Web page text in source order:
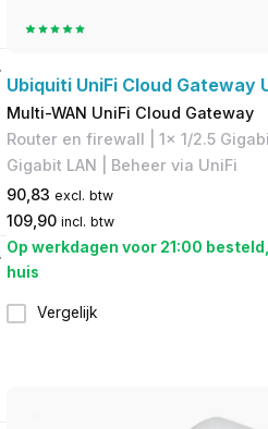
Ubiquiti UniFi Cloud Gateway
Multi-WAN UniFi Cloud Gateway
Router en firewall | 1x 1/2.5
Gigabit LAN | Beheer via UniFi
90,83 excl. btw
109,90 incl. btw
Op werkdagen voor 21:00
huis
Vergelijk